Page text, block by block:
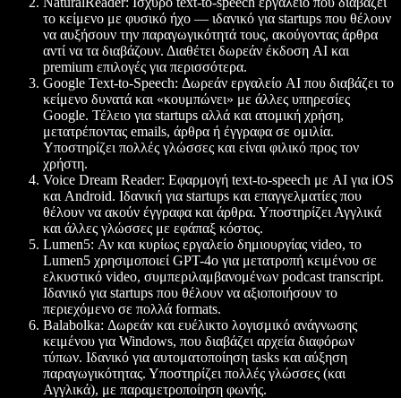
το κείμενο με φυσικό ήχο — ιδανικό για startups που θέλουν
να αυξήσουν την παραγωγικότητά τους, ακούγοντας άρθρα
αντί να τα διαβάζουν. Διαθέτει δωρεάν έκδοση AI και
premium επιλογές για περισσότερα.
Google Text-to-Speech: Δωρεάν εργαλείο AI που διαβάζει το
κείμενο δυνατά και «κουμπώνει» με άλλες υπηρεσίες
Google. Τέλειο για startups αλλά και ατομική χρήση,
μετατρέποντας emails, άρθρα ή έγγραφα σε ομιλία.
Υποστηρίζει πολλές γλώσσες και είναι φιλικό προς τον
χρήστη.
Voice Dream Reader: Εφαρμογή text-to-speech με AI για iOS
και Android. Ιδανική για startups και επαγγελματίες που
θέλουν να ακούν έγγραφα και άρθρα. Υποστηρίζει Αγγλικά
και άλλες γλώσσες με εφάπαξ κόστος.
Lumen5: Αν και κυρίως εργαλείο δημιουργίας video, το
Lumen5 χρησιμοποιεί GPT-4o για μετατροπή κειμένου σε
ελκυστικό video, συμπεριλαμβανομένων podcast transcript.
Ιδανικό για startups που θέλουν να αξιοποιήσουν το
περιεχόμενο σε πολλά formats.
Balabolka: Δωρεάν και ευέλικτο λογισμικό ανάγνωσης
κειμένου για Windows, που διαβάζει αρχεία διαφόρων
τύπων. Ιδανικό για αυτοματοποίηση tasks και αύξηση
παραγωγικότητας. Υποστηρίζει πολλές γλώσσες (και
Αγγλικά), με παραμετροποίηση φωνής.